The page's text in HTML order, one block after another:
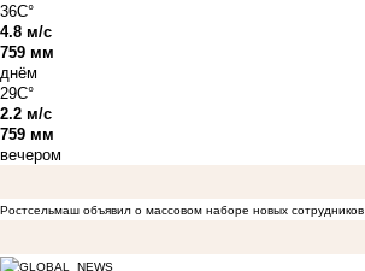
36C°
4.8 м/с
759 мм
днём
29C°
2.2 м/с
759 мм
вечером
Ростсельмаш объявил о массовом наборе новых сотрудников